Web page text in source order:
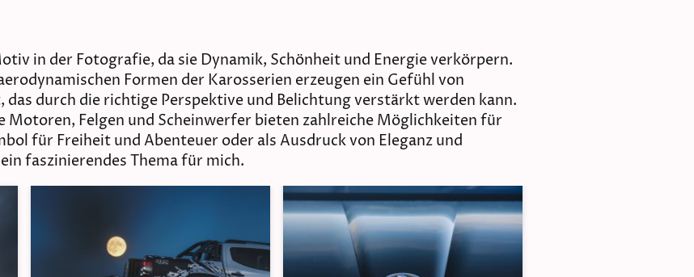
in der Fotografie, da sie Dynamik, Schönheit und Energie verkörpern.
Formen der Karosserien erzeugen ein Gefühl von
das durch die richtige Perspektive und Belichtung verstärkt werden kann.
Motoren, Felgen und Scheinwerfer bieten zahlreiche Möglichkeiten für
für Freiheit und Abenteuer oder als Ausdruck von Eleganz und
faszinierendes Thema für mich.